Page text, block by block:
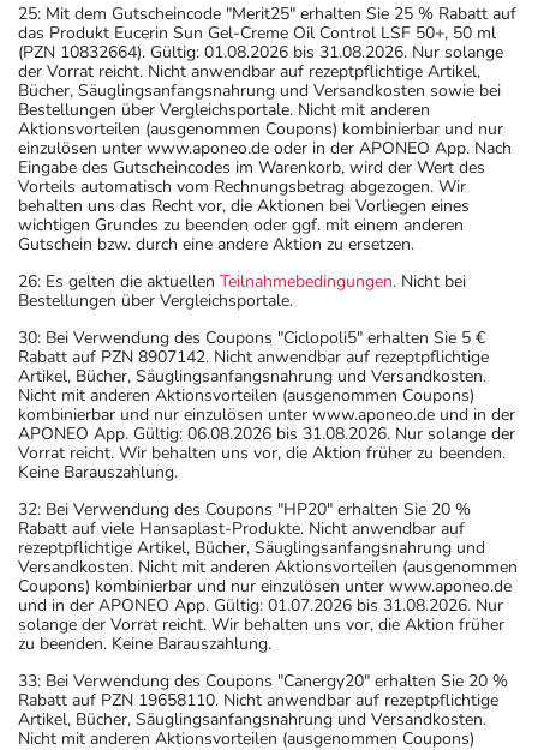
25: Mit dem Gutscheincode "Merit25" erhalten Sie 25 % Rabatt auf
das Produkt Eucerin Sun Gel-Creme Oil Control LSF 50+, 50 ml
(PZN 10832664). Gültig: 01.08.2026 bis 31.08.2026. Nur solange
der Vorrat reicht. Nicht anwendbar auf rezeptpflichtige Artikel,
Bücher, Säuglingsanfangsnahrung und Versandkosten sowie bei
Bestellungen über Vergleichsportale. Nicht mit anderen
Aktionsvorteilen (ausgenommen Coupons) kombinierbar und nur
einzulösen unter www.aponeo.de oder in der APONEO App. Nach
Eingabe des Gutscheincodes im Warenkorb, wird der Wert des
Vorteils automatisch vom Rechnungsbetrag abgezogen. Wir
behalten uns das Recht vor, die Aktionen bei Vorliegen eines
wichtigen Grundes zu beenden oder ggf. mit einem anderen
Gutschein bzw. durch eine andere Aktion zu ersetzen.
26: Es gelten die aktuellen Teilnahmebedingungen. Nicht bei
Bestellungen über Vergleichsportale.
30: Bei Verwendung des Coupons "Ciclopoli5" erhalten Sie 5 €
Rabatt auf PZN 8907142. Nicht anwendbar auf rezeptpflichtige
Artikel, Bücher, Säuglingsanfangsnahrung und Versandkosten.
Nicht mit anderen Aktionsvorteilen (ausgenommen Coupons)
kombinierbar und nur einzulösen unter www.aponeo.de und in der
APONEO App. Gültig: 06.08.2026 bis 31.08.2026. Nur solange der
Vorrat reicht. Wir behalten uns vor, die Aktion früher zu beenden.
Keine Barauszahlung.
32: Bei Verwendung des Coupons "HP20" erhalten Sie 20 %
Rabatt auf viele Hansaplast-Produkte. Nicht anwendbar auf
rezeptpflichtige Artikel, Bücher, Säuglingsanfangsnahrung und
Versandkosten. Nicht mit anderen Aktionsvorteilen (ausgenommen
Coupons) kombinierbar und nur einzulösen unter www.aponeo.de
und in der APONEO App. Gültig: 01.07.2026 bis 31.08.2026. Nur
solange der Vorrat reicht. Wir behalten uns vor, die Aktion früher
zu beenden. Keine Barauszahlung.
33: Bei Verwendung des Coupons "Canergy20" erhalten Sie 20 %
Rabatt auf PZN 19658110. Nicht anwendbar auf rezeptpflichtige
Artikel, Bücher, Säuglingsanfangsnahrung und Versandkosten.
Nicht mit anderen Aktionsvorteilen (ausgenommen Coupons)